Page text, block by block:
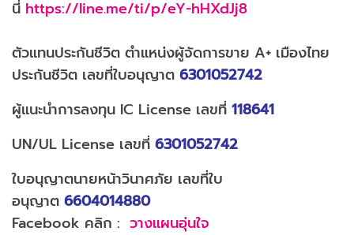
นี่ https://line.me/ti/p/eY-hHXdJj8
ตัวแทนประกันชีวิต ตำแหน่งผู้จัดการขาย A+ เมืองไทย
ประกันชีวิต เลขที่ใบอนุญาต 6301052742
ผู้แนะนำการลงทุน IC License เลขที่ 118641
UN/UL License เลขที่ 6301052742
ใบอนุญาตนายหน้าวินาศภัย เลขที่ใบ
อนุญาต 6604014880
Facebook คลิก : วางแผนอุ่นใจ